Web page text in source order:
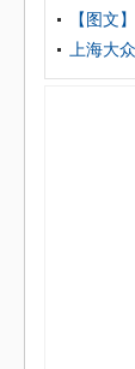
【图文
上海大